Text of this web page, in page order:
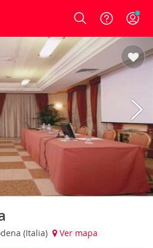
Login
(Italia) Ver mapa